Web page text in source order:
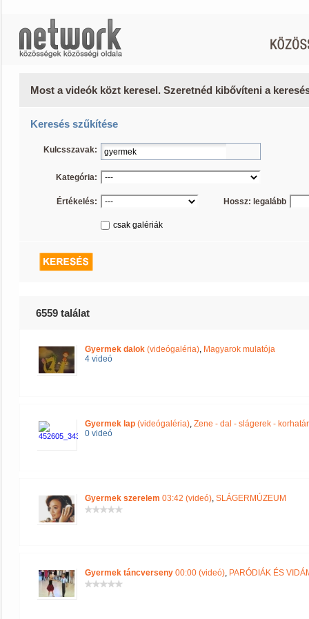
Most a videók közt keresel. Szeretnéd kibővíteni a
Keresés szűkítése
Kulcsszavak:
Kategória:
Értékelés: Hossz: legalább
csak galériák
6559 találat
Gyermek dalok (videógaléria), Magyarok mulatója
4 videó
Gyermek lap (videógaléria), Zene - dal - slágerek -
0 videó
Gyermek szerelem 03:42 (videó), SLÁGERMÚZEUM
Gyermek táncverseny 00:00 (videó), PARÓDIÁK ÉS